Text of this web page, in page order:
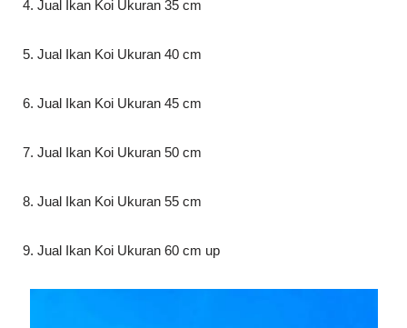
4. Jual Ikan Koi Ukuran 35 cm
5. Jual Ikan Koi Ukuran 40 cm
6. Jual Ikan Koi Ukuran 45 cm
7. Jual Ikan Koi Ukuran 50 cm
8. Jual Ikan Koi Ukuran 55 cm
9. Jual Ikan Koi Ukuran 60 cm up